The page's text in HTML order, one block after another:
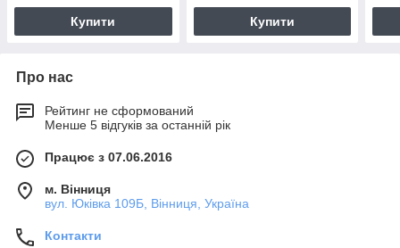
Купити Купити
Про нас
Рейтинг не сформований
Менше 5 відгуків за останній рік
Працює з 07.06.2016
м. Вінниця
вул. Юківка 109Б, Вінниця, Україна
Контакти